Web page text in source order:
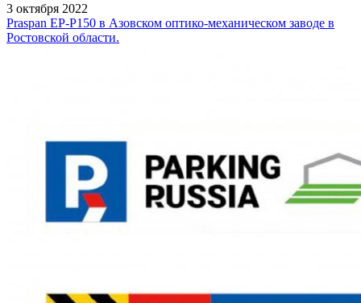
3 октября 2022
Praspan EP-P150 в Азовском оптико-механическом заводе в
Ростовской области.